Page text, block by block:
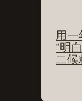
用
“明
二候